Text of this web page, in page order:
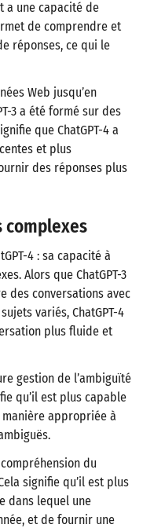
a une capacité de
de comprendre et
réponses, ce qui le
Web jusqu’en
3 a été formé sur des
que ChatGPT-4 a
et plus
des réponses plus
complexes
4 : sa capacité à
Alors que ChatGPT-3
des conversations avec
variés, ChatGPT-4
plus fluide et
gestion de l’ambiguïté
qu’il est plus capable
appropriée à
du
signifie qu’il est plus
dans lequel une
et de fournir une